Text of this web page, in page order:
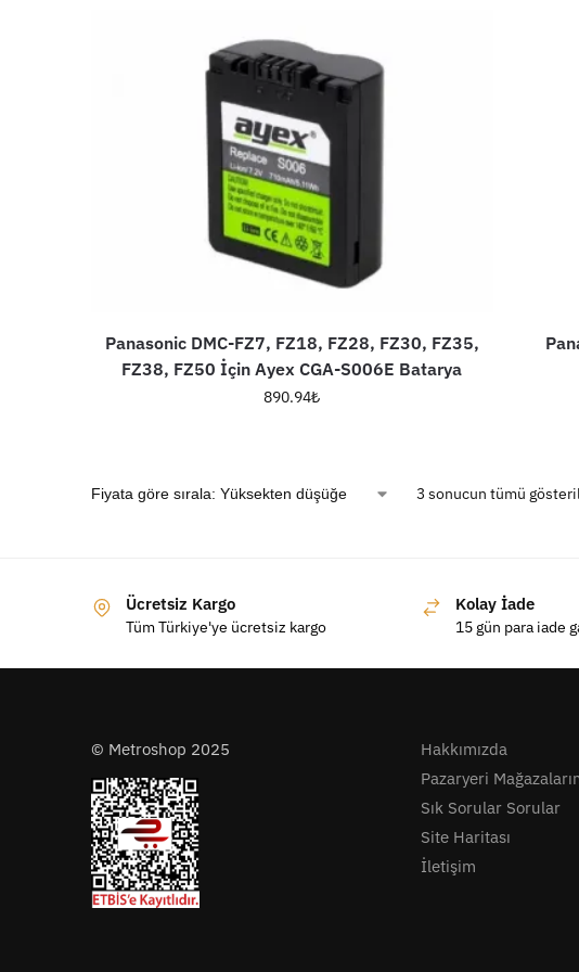
Panasonic DMC-FZ7, FZ18, FZ28, FZ30, FZ35,
FZ38, FZ50 İçin Ayex CGA-S006E Batarya
890.94₺
3 sonucun tümü
Ücretsiz Kargo
Tüm Türkiye'ye ücretsiz kargo
Kolay İade
15 gün para iade
© Metroshop 2025
Hakkımızda
Pazaryeri
Sık Sorular Sorular
Site Haritası
İletişim